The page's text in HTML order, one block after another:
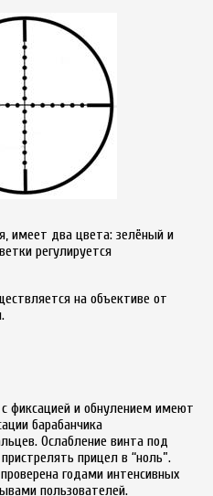
имеет два цвета: зелёный и
регулируется
на объективе от
фиксацией и обнулением имеют
барабанчика
Ослабление винта под
прицел в “ноль”.
годами интенсивных
пользователей.